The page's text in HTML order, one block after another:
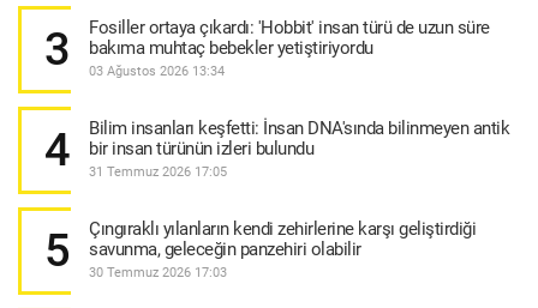
3
Fosiller ortaya çıkardı: 'Hobbit' insan türü de uzun süre
bakıma muhtaç bebekler yetiştiriyordu
03 Ağustos 2026 13:34
4
Bilim insanları keşfetti: İnsan DNA'sında bilinmeyen antik
bir insan türünün izleri bulundu
31 Temmuz 2026 17:05
5
Çıngıraklı yılanların kendi zehirlerine karşı geliştirdiği
savunma, geleceğin panzehiri olabilir
30 Temmuz 2026 17:03